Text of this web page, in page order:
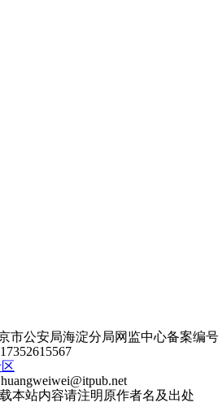
市公安局海淀分局网监中心备案编号
huangweiwei@itpub.net
本站内容请注明原作者名及出处